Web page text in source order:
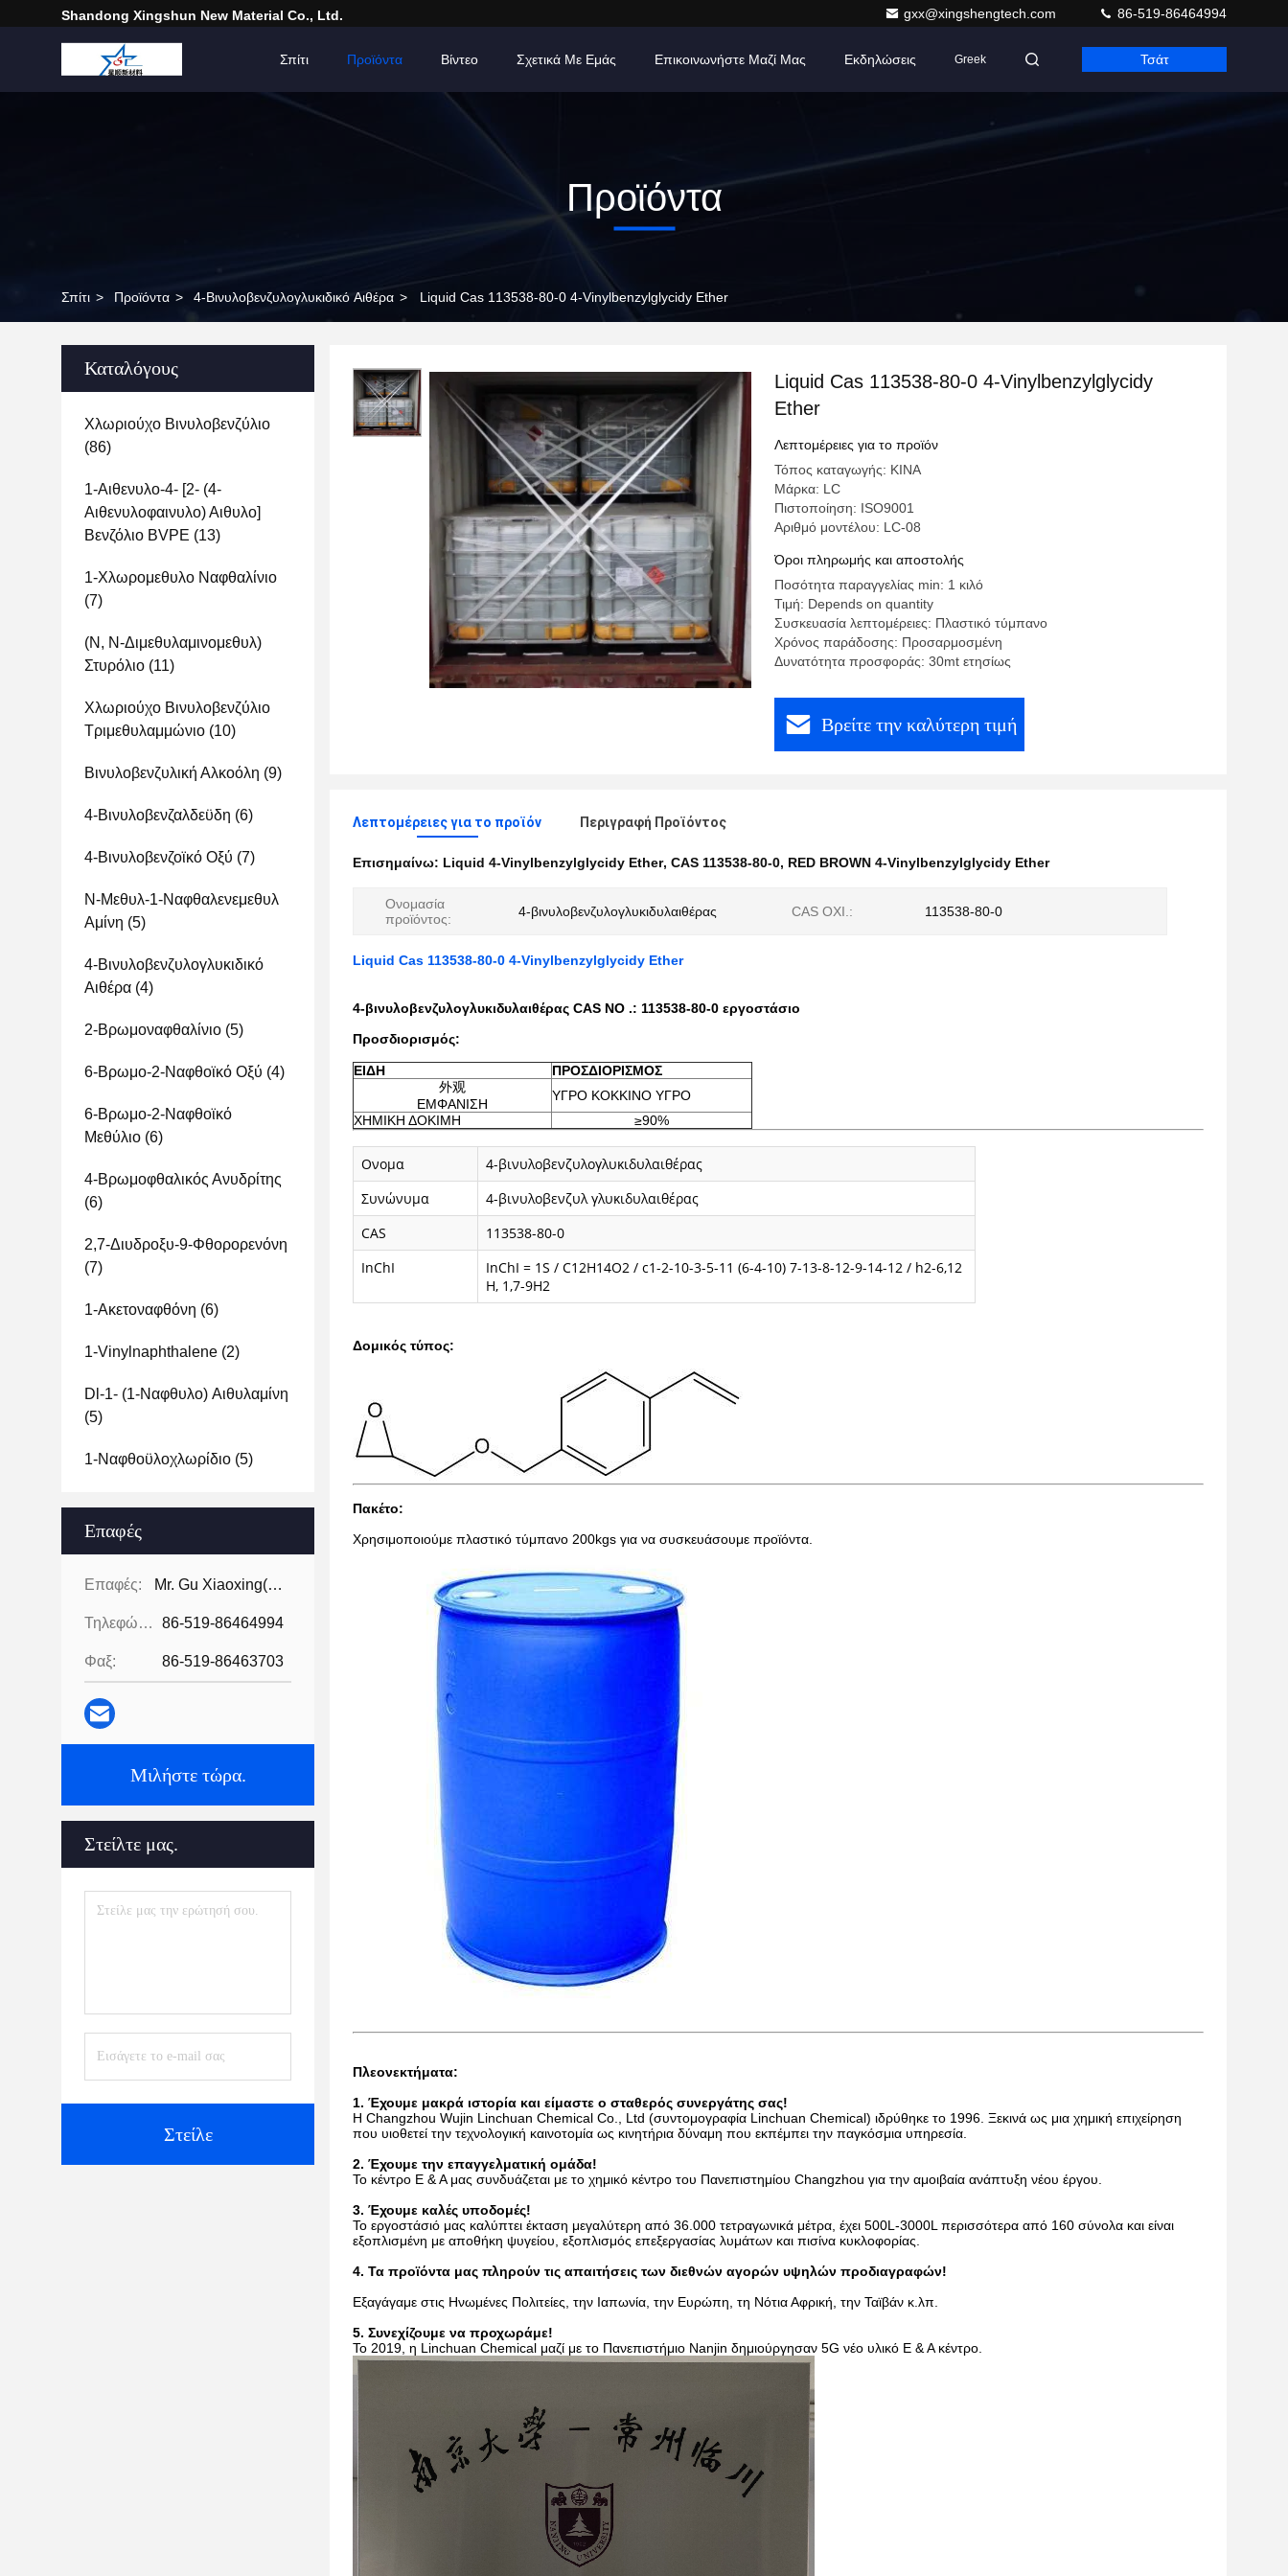
Shandong Xingshun New Material Co., Ltd. gxx@xingshengtech.com 86-519-86464994
Σπίτι Προϊόντα Βίντεο Σχετικά Με Εμάς Επικοινωνήστε Μαζί Μας Εκδηλώσεις Greek Τσάτ
Προϊόντα
Σπίτι > Προϊόντα > 4-Βινυλοβενζυλογλυκιδικό Αιθέρα > Liquid Cas 113538-80-0 4-Vinylbenzylglycidy Ether
Καταλόγους
Χλωριούχο Βινυλοβενζύλιο
(86)
1-Αιθενυλο-4- [2- (4-
Αιθενυλοφαινυλο) Αιθυλο]
Βενζόλιο BVPE (13)
1-Χλωρομεθυλο Ναφθαλίνιο
(7)
(Ν, Ν-Διμεθυλαμινομεθυλ)
Στυρόλιο (11)
Χλωριούχο Βινυλοβενζύλιο
Τριμεθυλαμμώνιο (10)
Βινυλοβενζυλική Αλκοόλη (9)
4-Βινυλοβενζαλδεϋδη (6)
4-Βινυλοβενζοϊκό Οξύ (7)
Ν-Μεθυλ-1-Ναφθαλενεμεθυλ
Αμίνη (5)
4-Βινυλοβενζυλογλυκιδικό
Αιθέρα (4)
2-Βρωμοναφθαλίνιο (5)
6-Βρωμο-2-Ναφθοϊκό Οξύ (4)
6-Βρωμο-2-Ναφθοϊκό
Μεθύλιο (6)
4-Βρωμοφθαλικός Ανυδρίτης
(6)
2,7-Διυδροξυ-9-Φθορορενόνη
(7)
1-Ακετοναφθόνη (6)
1-Vinylnaphthalene (2)
Dl-1- (1-Ναφθυλο) Αιθυλαμίνη
(5)
1-Ναφθοϋλοχλωρίδιο (5)
Επαφές
Επαφές: Mr. Gu Xiaoxing( For Chinese Business)
Τηλεφώνημα: 86-519-86464994
Φαξ: 86-519-86463703
Μιλήστε τώρα.
Στείλτε μας.
Στείλε
Liquid Cas 113538-80-0 4-Vinylbenzylglycidy
Ether
Λεπτομέρειες για το προϊόν
Τόπος καταγωγής: ΚΙΝΑ
Μάρκα: LC
Πιστοποίηση: ISO9001
Αριθμό μοντέλου: LC-08
Όροι πληρωμής και αποστολής
Ποσότητα παραγγελίας min: 1 κιλό
Τιμή: Depends on quantity
Συσκευασία λεπτομέρειες: Πλαστικό τύμπανο
Χρόνος παράδοσης: Προσαρμοσμένη
Δυνατότητα προσφοράς: 30mt ετησίως
Βρείτε την καλύτερη τιμή
Λεπτομέρειες για το προϊόν Περιγραφή Προϊόντος
Επισημαίνω: Liquid 4-Vinylbenzylglycidy Ether, CAS 113538-80-0, RED BROWN 4-Vinylbenzylglycidy Ether
Ονομασία
προϊόντος:
4-βινυλοβενζυλογλυκιδυλαιθέρας CAS ΟΧΙ.: 113538-80-0
Liquid Cas 113538-80-0 4-Vinylbenzylglycidy Ether
4-βινυλοβενζυλογλυκιδυλαιθέρας CAS NO .: 113538-80-0 εργοστάσιο
Προσδιορισμός:
ΕΙΔΗ
ΠΡΟΣΔΙΟΡΙΣΜΟΣ
外观
ΕΜΦΑΝΙΣΗ
ΥΓΡΟ ΚΟΚΚΙΝΟ ΥΓΡΟ
ΧΗΜΙΚΗ ΔΟΚΙΜΗ
≥90%
Ονομα
4-βινυλοβενζυλογλυκιδυλαιθέρας
Συνώνυμα
4-βινυλοβενζυλ γλυκιδυλαιθέρας
CAS
113538-80-0
InChI
InChI = 1S / C12H14O2 / c1-2-10-3-5-11 (6-4-10) 7-13-8-12-9-14-12 / h2-6,12
H, 1,7-9H2
Δομικός τύπος:
Πακέτο:
Χρησιμοποιούμε πλαστικό τύμπανο 200kgs για να συσκευάσουμε προϊόντα.
Πλεονεκτήματα:
1. Έχουμε μακρά ιστορία και είμαστε ο σταθερός συνεργάτης σας!
Η Changzhou Wujin Linchuan Chemical Co., Ltd (συντομογραφία Linchuan Chemical) ιδρύθηκε το 1996. Ξεκινά ως μια χημική επιχείρηση
που υιοθετεί την τεχνολογική καινοτομία ως κινητήρια δύναμη που εκπέμπει την παγκόσμια υπηρεσία.
2. Έχουμε την επαγγελματική ομάδα!
Το κέντρο Ε & Α μας συνδυάζεται με το χημικό κέντρο του Πανεπιστημίου Changzhou για την αμοιβαία ανάπτυξη νέου έργου.
3. Έχουμε καλές υποδομές!
Το εργοστάσιό μας καλύπτει έκταση μεγαλύτερη από 36.000 τετραγωνικά μέτρα, έχει 500L-3000L περισσότερα από 160 σύνολα και είναι
εξοπλισμένη με αποθήκη ψυγείου, εξοπλισμός επεξεργασίας λυμάτων και πισίνα κυκλοφορίας.
4. Τα προϊόντα μας πληρούν τις απαιτήσεις των διεθνών αγορών υψηλών προδιαγραφών!
Εξαγάγαμε στις Ηνωμένες Πολιτείες, την Ιαπωνία, την Ευρώπη, τη Νότια Αφρική, την Ταϊβάν κ.λπ.
5. Συνεχίζουμε να προχωράμε!
Το 2019, η Linchuan Chemical μαζί με το Πανεπιστήμιο Nanjin δημιούργησαν 5G νέο υλικό Ε & Α κέντρο.